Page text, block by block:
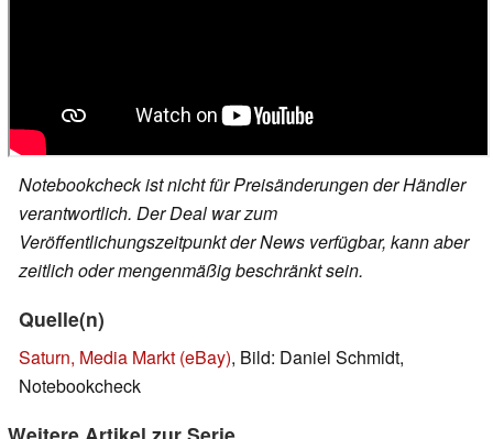
Notebookcheck ist nicht für Preisänderungen der Händler
verantwortlich. Der Deal war zum
Veröffentlichungszeitpunkt der News verfügbar, kann aber
zeitlich oder mengenmäßig beschränkt sein.
Quelle(n)
Saturn, Media Markt (eBay), Bild: Daniel Schmidt,
Notebookcheck